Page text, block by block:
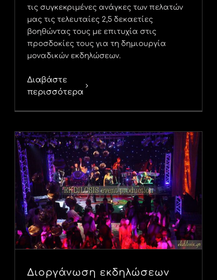
τις συγκεκριμένες ανάγκες των πελατών
μας τις τελευταίες 2,5 δεκαετίες
βοηθώντας τους με επιτυχία στις
προσδοκίες τους για τη δημιουργία
μοναδικών εκδηλώσεων.
Διαβάστε
περισσότερα
Διοργάνωση εκδηλώσεων